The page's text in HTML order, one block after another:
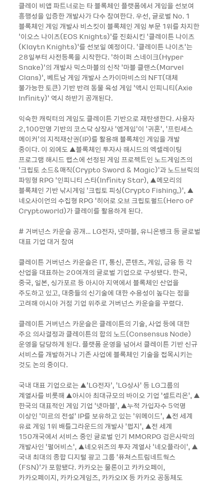
클레이 비앱 파트너로는 타 블록체인 플랫폼에서 게임을 선보여
흥행성을 입증한 개발사가 다수 참여한다. 우선, 글로벌 No. 1
블록체인 게임 개발사 비스킷이 블록체인 게임 부문 1위를 차지한
‘이오스 나이츠(EOS Knights)’를 진화시킨 ‘클레이튼 나이츠
(Klaytn Knights)’를 선보일 예정이다. ‘클레이튼 나이츠’는
28일부터 사전등록을 시작한다. ‘하이퍼 스네이크(Hyper
Snake)’의 개발사 믹스마블의 신작 ‘마블 클랜스(Marvel
Clans)’, 베트남 게임 개발사 스카이마비스의 NFT(대체
불가능한 토큰) 기반 반려 동물 육성 게임 ‘액시 인피니티(Axie
Infinity)’ 역시 하반기 공개된다.
익숙한 캐릭터의 게임도 클레이튼 기반으로 재탄생한다. 사용자
2,100만명 기반의 코스닥 상장사 ‘엠게임’이 ‘귀혼’, ‘프린세스
메이커’의 지적재산권(IP)를 활용해 블록체인 게임을 개발
중이다. 이 외에도 ▲블록체인 투자사 해시드의 엑셀레이팅
프로그램 해시드 랩스에 선정된 게임 프로젝트인 노드게임즈의
‘크립토 소드&매직(Crypto Sword & Magic)’과 노드브릭의
파밍형 RPG ‘인피니티 스타(Infinity Star), ▲메모리의
블록체인 기반 낚시게임 ‘크립토 피싱(Crypto Fishing,)’, ▲
네오사이언의 수집형 RPG ‘히어로 오브 크립토월드(Hero of
Cryptoworld)가 클레이를 활용하게 된다.
# 거버넌스 카운슬 공개… LG전자, 넷마블, 유니온뱅크 등 글로벌
대표 기업 대거 참여
클레이튼 거버넌스 카운슬은 IT, 통신, 콘텐츠, 게임, 금융 등 각
산업을 대표하는 20여개의 글로벌 기업으로 구성됐다. 한국,
중국, 일본, 싱가포르 등 아시아 지역에서 블록체인 산업을
주도하고 있고, 대중들의 신기술에 대한 수용성이 높다는 점을
고려해 아시아 거점 기업 위주로 거버넌스 카운슬을 꾸렸다.
클레이튼 거버넌스 카운슬은 클레이튼의 기술, 사업 등에 대한
주요 의사결정과 클레이튼의 합의 노드(Consensus Node)
운영을 담당하게 된다. 플랫폼 운영을 넘어서 클레이튼 기반 신규
서비스를 개발하거나 기존 사업에 블록체인 기술을 접목시키는
것도 논의 중이다.
국내 대표 기업으로는 ▲‘LG전자’, ‘LG상사’ 등 LG그룹의
계열사를 비롯해 ▲아시아 최대규모의 바이오 기업 ‘셀트리온’, ▲
한국의 대표적인 게임 기업 ‘넷마블’, ▲누적 가입자수 5억명
이상인 ‘미르의 전설’ IP를 보유하고 있는 ‘위메이드’, ▲전 세계
유료 게임 1위 배틀그라운드의 개발사 ‘펍지’, ▲전 세계
150개국에서 서비스 중인 글로벌 인기 MMORPG 검은사막의
개발사인 ‘펄어비스’, ▲네오위즈의 투자 계열사 ‘네오플라이’, ▲
국내 최대의 종합 디지털 광고 그룹 ‘퓨쳐스트림네트웍스
(FSN)’가 포함됐다. 카카오는 물론이고 카카오페이,
카카오페이지, 카카오게임즈, 카카오IX 등 카카오 공동체도